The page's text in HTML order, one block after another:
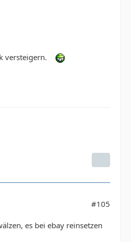
versteigern.
#105
es bei ebay reinsetzen